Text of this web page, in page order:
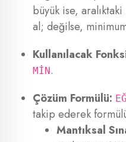
büyük ise,
al; değilse,
Kullanılacak
MİN.
Çözüm Formülü:
takip ederek
Mantıksal